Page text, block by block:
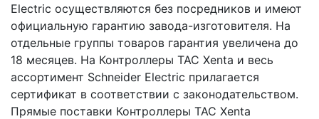
Electric осуществляются без посредников и имеют
официальную гарантию завода-изготовителя. На
отдельные группы товаров гарантия увеличена до
18 месяцев. На Контроллеры ТАС Xenta и весь
ассортимент Schneider Electric прилагается
сертификат в соответствии с законодательством.
Прямые поставки Контроллеры ТАС Xenta